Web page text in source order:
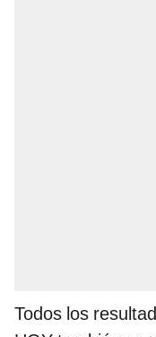
Todos los